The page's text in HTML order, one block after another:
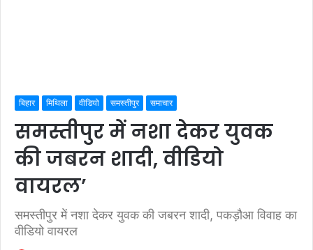
बिहार मिथिला वीडियो समस्तीपुर समाचार
समस्तीपुर में नशा देकर युवक
की जबरन शादी, वीडियो
वायरल’
समस्तीपुर में नशा देकर युवक की जबरन शादी, पकड़ौआ विवाह का
वीडियो वायरल